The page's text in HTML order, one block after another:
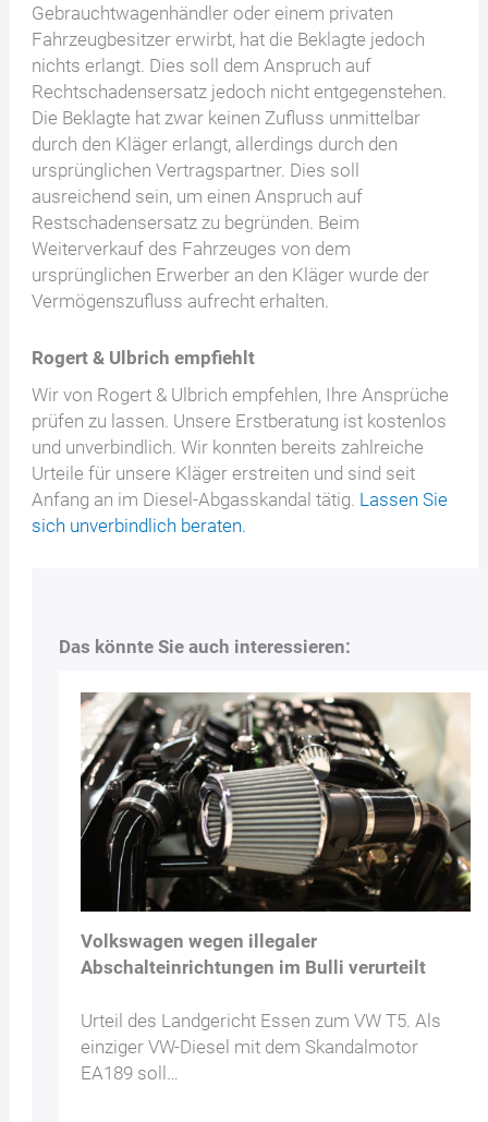
Gebrauchtwagenhändler oder einem privaten
Fahrzeugbesitzer erwirbt, hat die Beklagte jedoch
nichts erlangt. Dies soll dem Anspruch auf
Rechtschadensersatz jedoch nicht entgegenstehen.
Die Beklagte hat zwar keinen Zufluss unmittelbar
durch den Kläger erlangt, allerdings durch den
ursprünglichen Vertragspartner. Dies soll
ausreichend sein, um einen Anspruch auf
Restschadensersatz zu begründen. Beim
Weiterverkauf des Fahrzeuges von dem
ursprünglichen Erwerber an den Kläger wurde der
Vermögenszufluss aufrecht erhalten.
Rogert & Ulbrich empfiehlt
Wir von Rogert & Ulbrich empfehlen, Ihre Ansprüche
prüfen zu lassen. Unsere Erstberatung ist kostenlos
und unverbindlich. Wir konnten bereits zahlreiche
Urteile für unsere Kläger erstreiten und sind seit
Anfang an im Diesel-Abgasskandal tätig. Lassen Sie
sich unverbindlich beraten.
Das könnte Sie auch interessieren:
Volkswagen wegen illegaler
Abschalteinrichtungen im Bulli verurteilt
Urteil des Landgericht Essen zum VW T5. Als
einziger VW-Diesel mit dem Skandalmotor
EA189 soll…